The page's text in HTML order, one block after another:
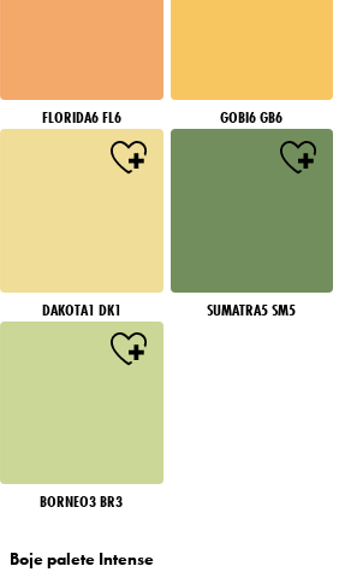
FLORIDA6 FL6 GOBI6 GB6
DAKOTA1 DK1 SUMATRA5 SM5
BORNEO3 BR3
Boje palete Intense